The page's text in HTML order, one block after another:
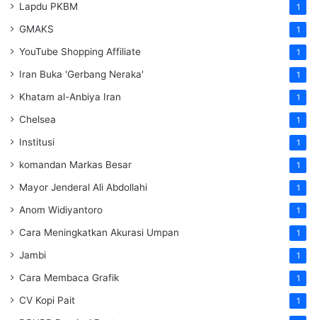
Lapdu PKBM 1
GMAKS 1
YouTube Shopping Affiliate 1
Iran Buka 'Gerbang Neraka' 1
Khatam al-Anbiya Iran 1
Chelsea 1
Institusi 1
komandan Markas Besar 1
Mayor Jenderal Ali Abdollahi 1
Anom Widiyantoro 1
Cara Meningkatkan Akurasi Umpan 1
Jambi 1
Cara Membaca Grafik 1
CV Kopi Pait 1